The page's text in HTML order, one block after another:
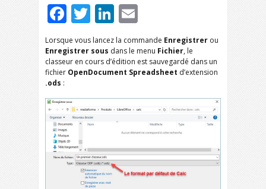
Facebook
TwitterLinkedIn
Lorsque vous lancez la commande Enregistrer ou
Enregistrer sous dans le menu Fichier, le
classeur en cours d’édition est sauvegardé dans un
fichier OpenDocument Spreadsheet d’extension
.ods :